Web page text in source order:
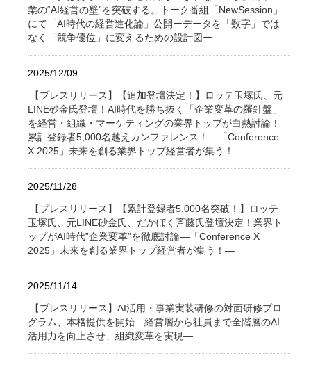
業の“AI経営の壁”を突破する。トーク番組「NewSession」
にて「AI時代の経営進化論」公開ーデータを「数字」では
なく「競争優位」に変えるための設計図ー
2025/12/09
【プレスリリース】【追加登壇決定！】ロッテ玉塚氏、元
LINE砂金氏登壇！AI時代を勝ち抜く「企業変革の羅針盤」
を経営・組織・マーケティングの業界トップが白熱討論！
累計登録者5,000名越えカンファレンス！―「Conference
X 2025」未来を創る業界トップ経営者が集う！―
2025/11/28
【プレスリリース】【累計登録者5,000名突破！】ロッテ
玉塚氏、元LINE砂金氏、だかぼく斉藤氏登壇決定！業界ト
ップがAI時代”企業変革”を徹底討論―「Conference X
2025」未来を創る業界トップ経営者が集う！―
2025/11/14
【プレスリリース】AI活用・事業実装研修の対面研修プロ
グラム、本格提供を開始―経営層から社員まで全階層のAI
活用力を向上させ、組織変革を実現―